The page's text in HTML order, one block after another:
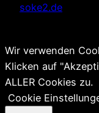
soke2.de
Wir verwenden
Klicken auf
ALLER Cookies zu.
Cookie